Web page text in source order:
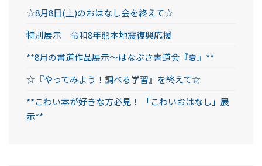
☆8月8日(土)のおはなし会を終えて☆
特別展示 令和8年熊本地震復興応援
**8月の書道作品展示～はなぶさ書道会『夏』**
☆『やってみよう！調べる学習』を終えて☆
**こわい本が好きな方必見！ 「こわいおはなし」展
示**